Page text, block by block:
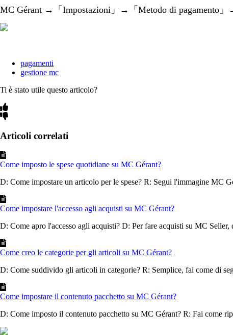
MC Gérant →「Impostazioni」→「Metodo di pagamento
pagamenti
gestione mc
Ti è stato utile questo articolo?
Articoli correlati
Come imposto le spese quotidiane su MC Gérant?
D: Come impostare un articolo per le spese? R: Segui l'immagine MC
Come impostare l'accesso agli acquisti su MC Gérant?
D: Come apro l'accesso agli acquisti? D: Per fare acquisti su MC Seller,
Come creo le categorie per gli articoli su MC Gérant?
D: Come suddivido gli articoli in categorie? R: Semplice, fai come di
Come impostare il contenuto pacchetto su MC Gérant?
D: Come imposto il contenuto pacchetto su MC Gérant? R: Fai come